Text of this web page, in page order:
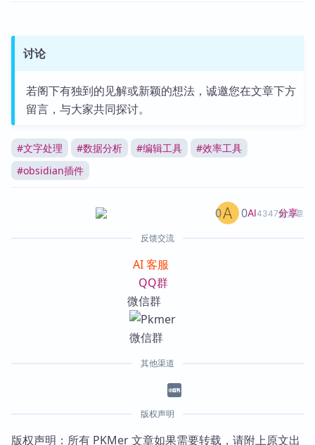
讨论
若阁下有独到的见解或新颖的想法，诚邀您在文章下方
留言，与大家共同探讨。
#文字处理 #数据分析 #编辑工具 #效率工具
#obsidian插件
AI4347篇文章
0 0 分享
反馈交流
AI 客服
QQ群
微信群
其他渠道
版权声明
版权声明：所有 PKMer 文章如果需要转载，请附上原文出